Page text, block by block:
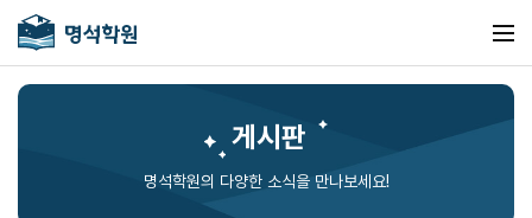
게시판
명석학원의 다양한 소식을 만나보세요!